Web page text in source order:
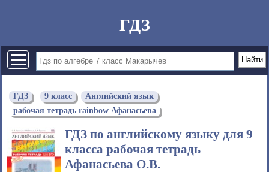
ГДЗ
ГДЗ 9 класс
Английский язык
рабочая тетрадь rainbow Афанасьева
ГДЗ по английскому языку для 9
класса рабочая тетрадь
Афанасьева О.В.